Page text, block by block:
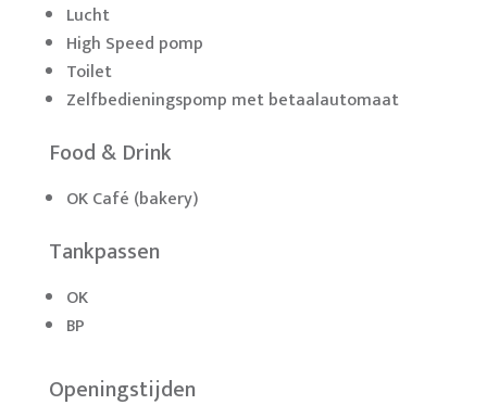
Lucht
High Speed pomp
Toilet
Zelfbedieningspomp met betaalautomaat
Food & Drink
OK Café (bakery)
Tankpassen
OK
BP
Openingstijden